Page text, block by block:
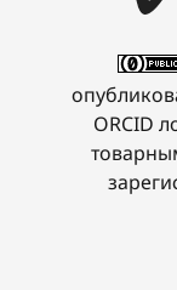
ORCID